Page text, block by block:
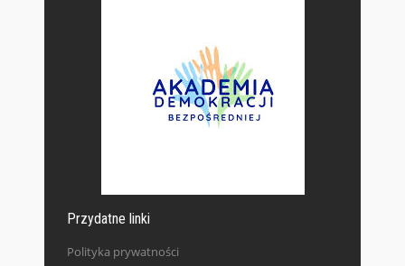
Przydatne linki
Polityka prywatności